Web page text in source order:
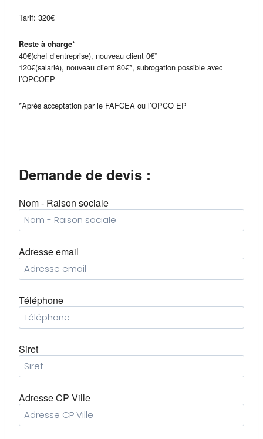
Tarif: 320€
Reste à charge*
40€(chef d’entreprise), nouveau client 0€*
120€(salarié), nouveau client 80€*, subrogation possible avec
l’OPCOEP
*Après acceptation par le FAFCEA ou l’OPCO EP
Demande de devis :
Nom - Raison sociale
Adresse email
Téléphone
Siret
Adresse CP Ville